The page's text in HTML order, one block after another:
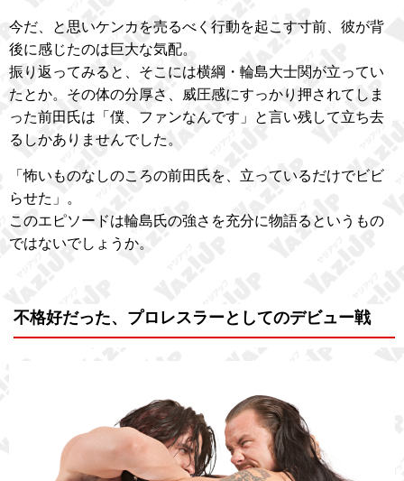
今だ、と思いケンカを売るべく行動を起こす寸前、彼が背
後に感じたのは巨大な気配。
振り返ってみると、そこには横綱・輪島大士関が立ってい
たとか。その体の分厚さ、威圧感にすっかり押されてしま
った前田氏は「僕、ファンなんです」と言い残して立ち去
るしかありませんでした。
「怖いものなしのころの前田氏を、立っているだけでビビ
らせた」。
このエピソードは輪島氏の強さを充分に物語るというもの
ではないでしょうか。
不格好だった、プロレスラーとしてのデビュー戦